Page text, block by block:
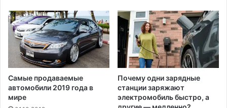
с
к
ч
е
н
и
Самые продаваемые
автомобили 2019 года в
мире
Почему одни зарядные
станции заряжают
электромобиль быстро, а